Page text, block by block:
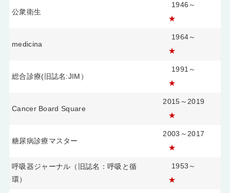
公衆衛生
1946～
★
medicina
1964～
★
総合診療(旧誌名:JIM）
1991～
★
Cancer Board Square
2015～2019
★
糖尿病診療マスター
2003～2017
★
呼吸器ジャーナル（旧誌名：呼吸と循
環）
1953～
★